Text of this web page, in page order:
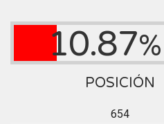
10.87%
POSICIÓN
654